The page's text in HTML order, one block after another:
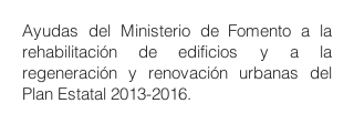
Ayudas del Ministerio de Fomento a la
rehabilitación de edificios y a la
regeneración y renovación urbanas del
Plan Estatal 2013-2016.